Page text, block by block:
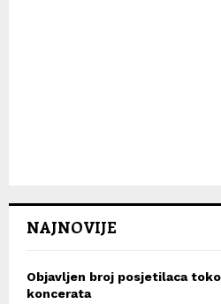
NAJNOVIJE
Objavljen broj posjetilaca
koncerata